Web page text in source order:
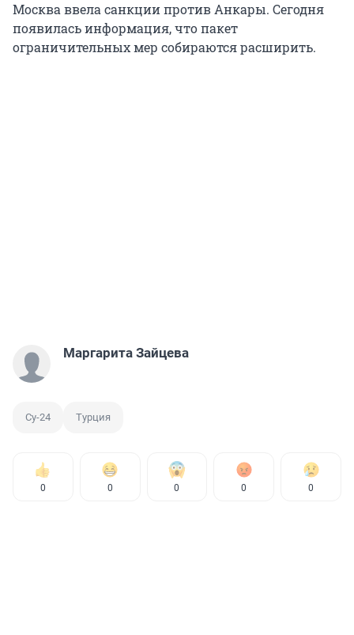
Москва ввела санкции против Анкары. Сегодня
появилась информация, что пакет
ограничительных мер собираются расширить.
Маргарита Зайцева
Су-24 Турция
0 0 0 0 0